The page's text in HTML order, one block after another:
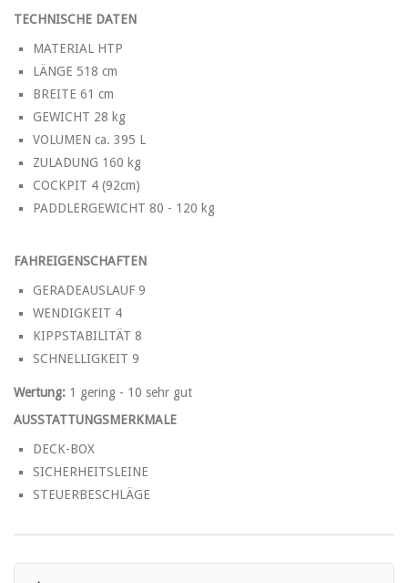
TECHNISCHE DATEN
MATERIAL HTP
LÄNGE 518 cm
BREITE 61 cm
GEWICHT 28 kg
VOLUMEN ca. 395 L
ZULADUNG 160 kg
COCKPIT 4 (92cm)
PADDLERGEWICHT 80 - 120 kg
FAHREIGENSCHAFTEN
GERADEAUSLAUF 9
WENDIGKEIT 4
KIPPSTABILITÄT 8
SCHNELLIGKEIT 9
Wertung: 1 gering - 10 sehr gut
AUSSTATTUNGSMERKMALE
DECK-BOX
SICHERHEITSLEINE
STEUERBESCHLÄGE